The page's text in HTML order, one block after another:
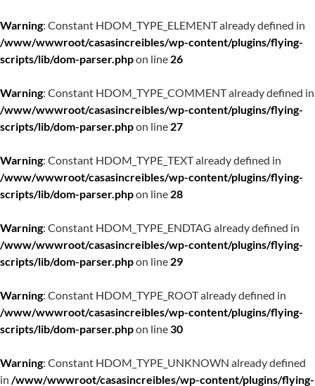
Warning: Constant HDOM_TYPE_ELEMENT already defined in
/www/wwwroot/casasincreibles/wp-content/plugins/flying-
scripts/lib/dom-parser.phpon line 26
Warning: Constant HDOM_TYPE_COMMENT already defined in
/www/wwwroot/casasincreibles/wp-content/plugins/flying-
scripts/lib/dom-parser.phpon line 27
Warning: Constant HDOM_TYPE_TEXT already defined in
/www/wwwroot/casasincreibles/wp-content/plugins/flying-
scripts/lib/dom-parser.phpon line 28
Warning: Constant HDOM_TYPE_ENDTAG already defined in
/www/wwwroot/casasincreibles/wp-content/plugins/flying-
scripts/lib/dom-parser.phpon line 29
Warning: Constant HDOM_TYPE_ROOT already defined in
/www/wwwroot/casasincreibles/wp-content/plugins/flying-
scripts/lib/dom-parser.phpon line30
Warning: Constant HDOM_TYPE_UNKNOWN already defined
in /www/wwwroot/casasincreibles/wp-content/plugins/flying-